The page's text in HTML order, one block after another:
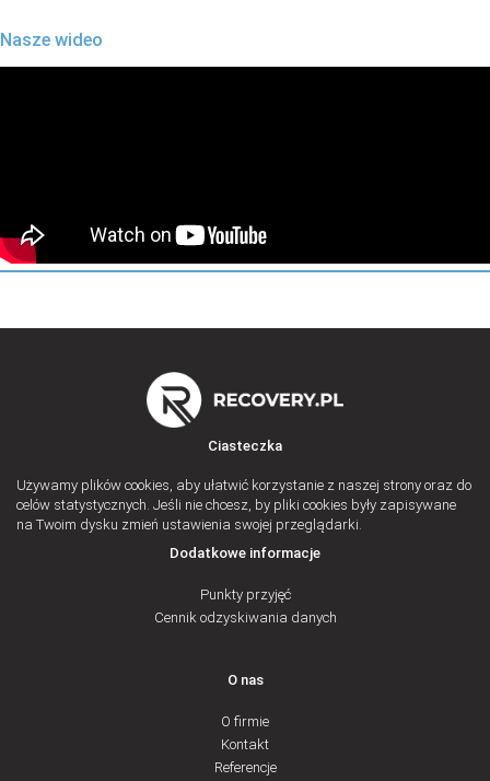
Nasze wideo
Ciasteczka
Używamy plików cookies, aby ułatwić korzystanie z naszej strony oraz do
celów statystycznych. Jeśli nie chcesz, by pliki cookies były zapisywane
na Twoim dysku zmień ustawienia swojej przeglądarki.
Dodatkowe informacje
Punkty przyjęć
Cennik odzyskiwania danych
O nas
O firmie
Kontakt
Referencje